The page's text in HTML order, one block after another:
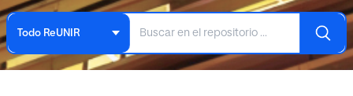
Todo ReUNIR